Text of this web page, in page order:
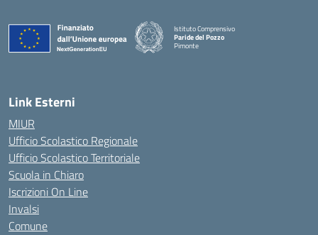
Istituto Comprensivo
Paride del Pozzo
Pimonte
Link Esterni
MIUR
Ufficio Scolastico Regionale
Ufficio Scolastico Territoriale
Scuola in Chiaro
Iscrizioni On Line
Invalsi
Comune